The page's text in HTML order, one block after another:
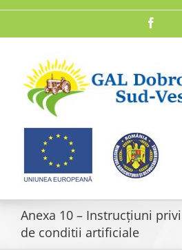
Anexa 10 – Instrucțiuni
de conditii artificiale